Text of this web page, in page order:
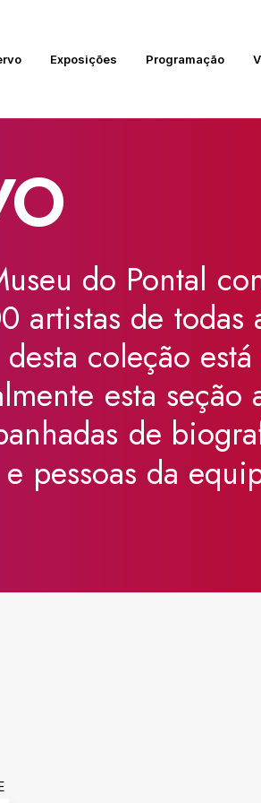
Exposições Programação
do Pontal
artistas de todas
desta coleção está
esta seção
de
e pessoas da